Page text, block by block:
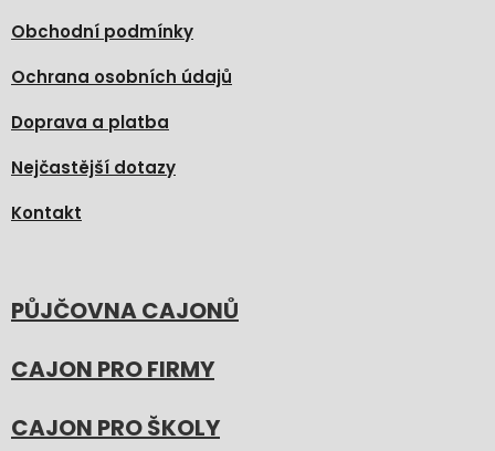
Obchodní podmínky
Ochrana osobních údajů
Doprava a platba
Nejčastější dotazy
Kontakt
PŮJČOVNA CAJONŮ
CAJON PRO FIRMY
CAJON PRO ŠKOLY